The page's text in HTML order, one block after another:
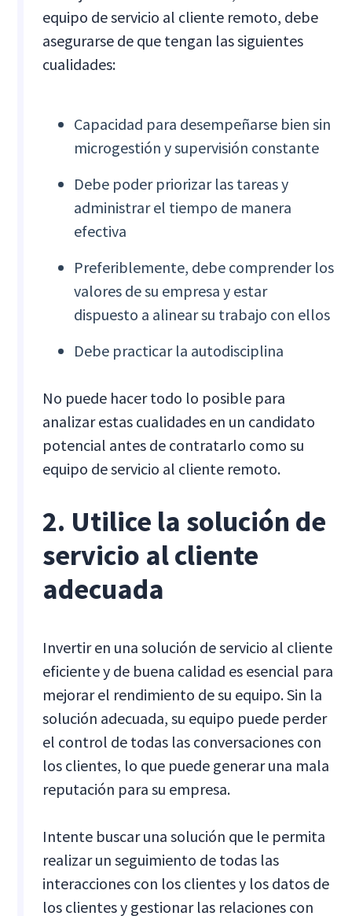
equipo de servicio al cliente remoto, debe
asegurarse de que tengan las siguientes
cualidades:
Capacidad para desempeñarse bien sin
microgestión y supervisión constante
Debe poder priorizar las tareas y
administrar el tiempo de manera
efectiva
Preferiblemente, debe comprender los
valores de su empresa y estar
dispuesto a alinear su trabajo con ellos
Debe practicar la autodisciplina
No puede hacer todo lo posible para
analizar estas cualidades en un candidato
potencial antes de contratarlo como su
equipo de servicio al cliente remoto.
2. Utilice la solución de
servicio al cliente
adecuada
Invertir en una solución de servicio al cliente
eficiente y de buena calidad es esencial para
mejorar el rendimiento de su equipo. Sin la
solución adecuada, su equipo puede perder
el control de todas las conversaciones con
los clientes, lo que puede generar una mala
reputación para su empresa.
Intente buscar una solución que le permita
realizar un seguimiento de todas las
interacciones con los clientes y los datos de
los clientes y gestionar las relaciones con